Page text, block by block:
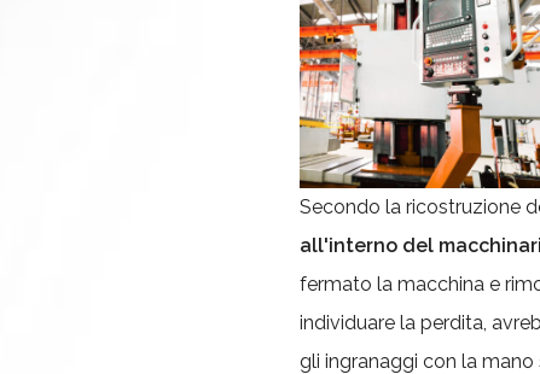
Secondo la ricostruzione
all'interno del
fermato la macchina e
individuare la perdita,
gli ingranaggi con la